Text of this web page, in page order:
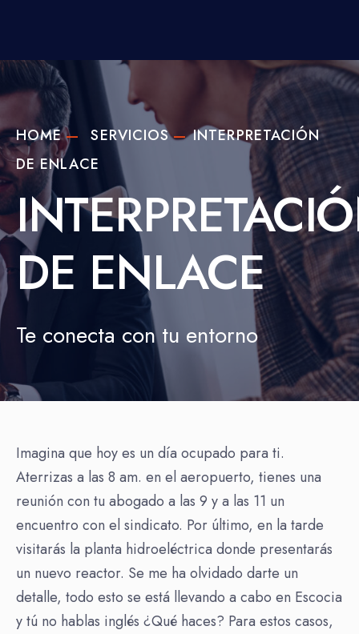
HOME SERVICIOS
INTERPRETACIÓN
DE ENLACE
DE ENLACE
Te conecta con tu entorno
Imagina que hoy es un día ocupado para ti.
Aterrizas a las 8 am. en el aeropuerto, tienes una
reunión con tu abogado a las 9 y a las 11 un
encuentro con el sindicato. Por último, en la tarde
visitarás la planta hidroeléctrica donde presentarás
un nuevo reactor. Se me ha olvidado darte un
detalle, todo esto se está llevando a cabo en Escocia
y tú no hablas inglés ¿Qué haces? Para estos casos,